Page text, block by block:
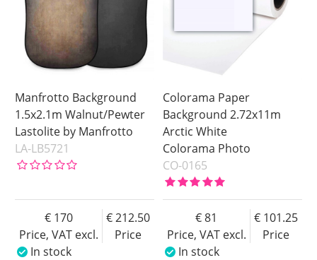
Manfrotto Background
1.5x2.1m Walnut/Pewter
Lastolite by Manfrotto
LA-LB5721
Price, VAT excl.
170
Price
212.50
In stock
Colorama Paper
Background 2.72x11m
Arctic White
Colorama Photo
CO-0165
Price, VAT excl.
81
Price
101.25
In stock